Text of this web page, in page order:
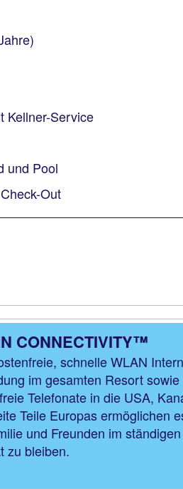
Kellner-Service
und Pool
Out
CONNECTIVITY™
schnelle WLAN
im gesamten Resort sowie
Telefonate in die USA,
Teile Europas ermöglichen
und Freunden im ständigen
zu bleiben.